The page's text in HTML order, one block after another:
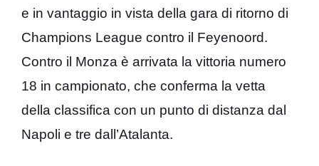
e in vantaggio in vista della gara di ritorno di
Champions League contro il Feyenoord.
Contro il Monza è arrivata la vittoria numero
18 in campionato, che conferma la vetta
della classifica con un punto di distanza dal
Napoli e tre dall’Atalanta.